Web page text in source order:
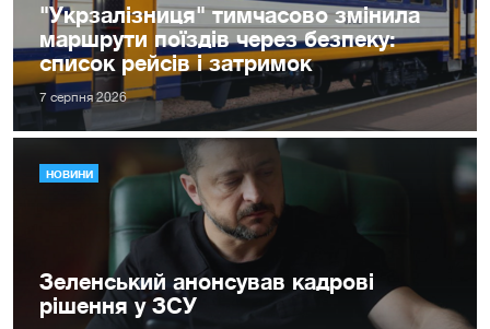
"Укрзалізниця" тимчасово змінила
маршрути поїздів через безпеку:
список рейсів і затримок
7 серпня 2026
НОВИНИ
Зеленський анонсував кадрові
рішення у ЗСУ